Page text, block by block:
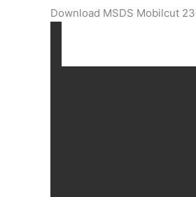
Download MSDS Mobilcut